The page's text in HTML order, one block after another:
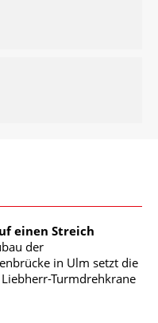
einen Streich
der
in Ulm setzt die
Liebherr-Turmdrehkrane